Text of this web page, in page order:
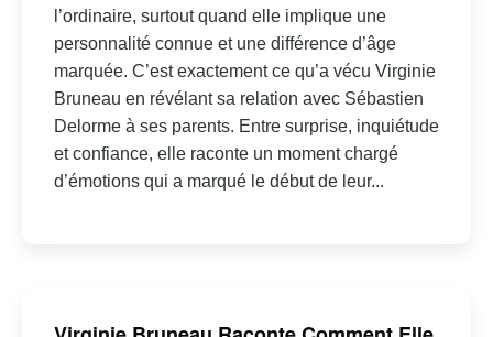
l’ordinaire, surtout quand elle implique une
personnalité connue et une différence d’âge
marquée. C’est exactement ce qu’a vécu Virginie
Bruneau en révélant sa relation avec Sébastien
Delorme à ses parents. Entre surprise, inquiétude
et confiance, elle raconte un moment chargé
d’émotions qui a marqué le début de leur...